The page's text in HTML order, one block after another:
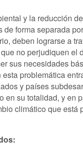
y la reducción
de forma separada
deben lograrse a
no perjudiquen el
sus necesidades
problemática
y países
en su totalidad, y en
climático que está